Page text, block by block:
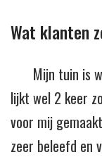
Wat klanten
Mijn tuin is
lijkt wel 2 keer
voor mij
zeer beleefd en